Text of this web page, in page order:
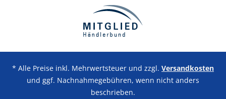
* Alle Preise inkl. Mehrwertsteuer und zzgl. Versandkosten
und ggf. Nachnahmegebühren, wenn nicht anders
beschrieben.